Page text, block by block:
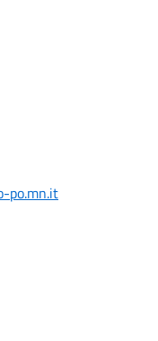
po.mn.it